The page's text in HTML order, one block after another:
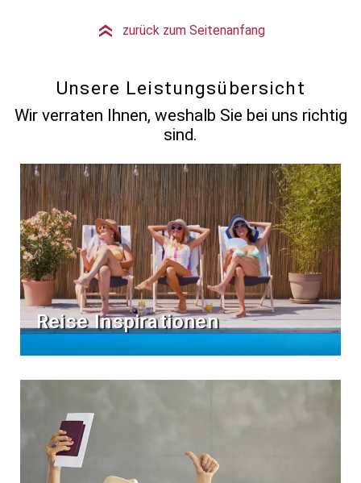
» zurück zum Seitenanfang
Unsere Leistungsübersicht
Wir verraten Ihnen, weshalb Sie bei uns richtig
sind.
Reise Inspirationen